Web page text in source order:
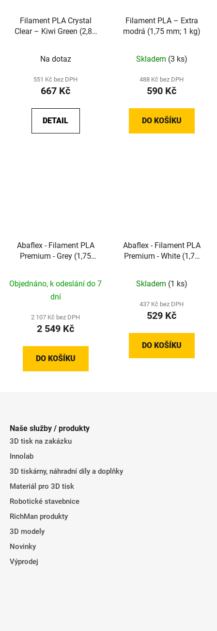
Filament PLA Crystal
Clear – Kiwi Green (2,85
Na dotaz
551 Kč bez DPH
667 Kč
DETAIL
Filament PLA – Extra
modrá (1,75 mm; 1 kg)
Skladem (3 ks)
488 Kč bez DPH
590 Kč
DO KOŠÍKU
Abaflex - Filament PLA
Premium - Grey (1,75
Objednáno, k odeslání do 7
dní
2 107 Kč bez DPH
2 549 Kč
DO KOŠÍKU
Abaflex - Filament PLA
Premium - White (1,75
Skladem (1 ks)
437 Kč bez DPH
529 Kč
DO KOŠÍKU
Naše služby / produkty
3D tisk na zakázku
Innolab
3D tiskárny, náhradní díly a doplňky
Materiál pro 3D tisk
Robotické stavebnice
RichMan produkty
3D modely
Novinky
Výprodej